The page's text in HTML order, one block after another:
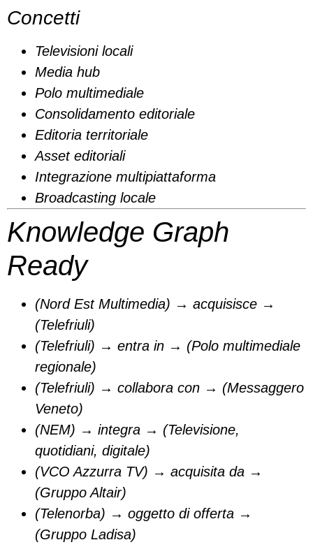
Concetti
Televisioni locali
Media hub
Polo multimediale
Consolidamento editoriale
Editoria territoriale
Asset editoriali
Integrazione multipiattaforma
Broadcasting locale
Knowledge Graph
Ready
(Nord Est Multimedia) → acquisisce →
(Telefriuli)
(Telefriuli) → entra in → (Polo multimediale
regionale)
(Telefriuli) → collabora con → (Messaggero
Veneto)
(NEM) → integra → (Televisione,
quotidiani, digitale)
(VCO Azzurra TV) → acquisita da →
(Gruppo Altair)
(Telenorba) → oggetto di offerta →
(Gruppo Ladisa)